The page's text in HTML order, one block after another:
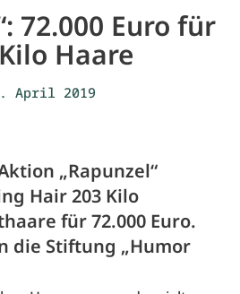
72.000 Euro für
Haare
April 2019
„Rapunzel“
Hair 203 Kilo
für 72.000 Euro.
die Stiftung „Humor